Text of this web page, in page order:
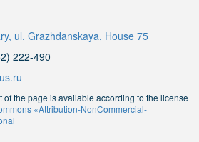
ul. Grazhdanskaya, House 75
222-490
of the page is available according to the license
«Attribution-NonCommercial-